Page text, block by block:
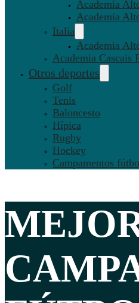
Academia
Academia
Italia
Academia
Academia Cascais
Otros deportes
Golf
Tenis
Baloncesto
Hípica
Rugby
Hockey
Campamentos